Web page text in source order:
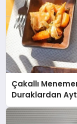
Çakallı
Duraklardan